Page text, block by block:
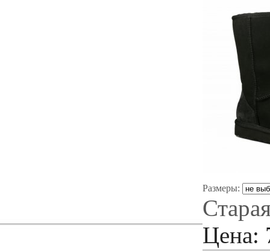
Размеры:
Цена: